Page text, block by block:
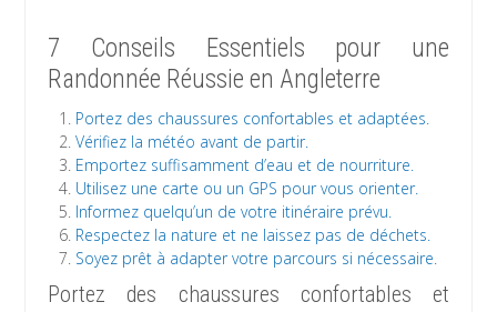
7 Conseils Essentiels pour une
Randonnée Réussie en Angleterre
Portez des chaussures confortables et adaptées.
Vérifiez la météo avant de partir.
Emportez suffisamment d’eau et de nourriture.
Utilisez une carte ou un GPS pour vous orienter.
Informez quelqu’un de votre itinéraire prévu.
Respectez la nature et ne laissez pas de déchets.
Soyez prêt à adapter votre parcours si nécessaire.
Portez des chaussures confortables et